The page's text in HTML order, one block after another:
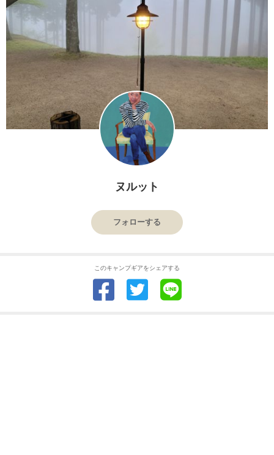
ヌルット
フォローする
このキャンプギアをシェアする